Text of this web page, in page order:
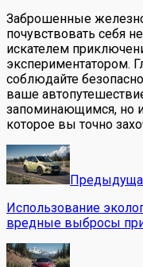
Заброшенные
почувствовать себя
искателем
экспериментатором.
соблюдайте
ваше
запоминающимся, но
которое вы точно
Использование
вредные выбросы